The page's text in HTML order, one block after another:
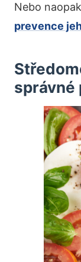
Nebo
prevence
správné